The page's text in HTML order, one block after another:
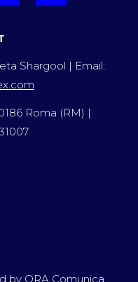
Shargool | Email:
Roma (RM) |
by ORA Comunica